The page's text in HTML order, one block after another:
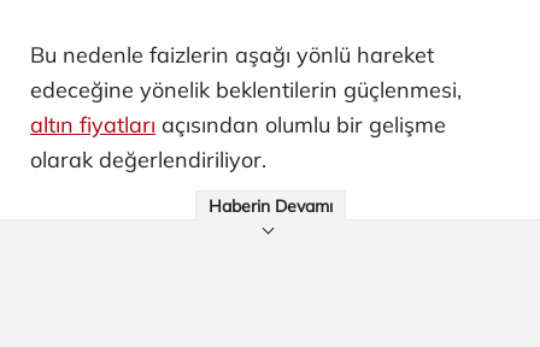
Bu nedenle faizlerin aşağı yönlü hareket
edeceğine yönelik beklentilerin güçlenmesi,
altın fiyatları açısından olumlu bir gelişme
olarak değerlendiriliyor.
Haberin Devamı